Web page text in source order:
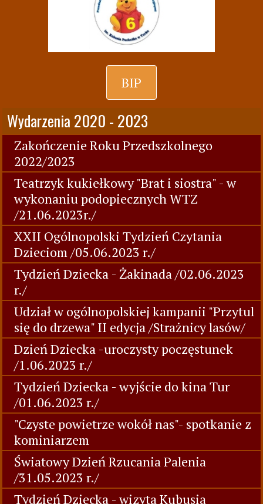
BIP
Wydarzenia 2020 - 2023
Zakończenie Roku Przedszkolnego
2022/2023
Teatrzyk kukiełkowy "Brat i siostra" - w
wykonaniu podopiecznych WTZ
/21.06.2023r./
XXII Ogólnopolski Tydzień Czytania
Dzieciom /05.06.2023 r./
Tydzień Dziecka - Żakinada /02.06.2023
r./
Udział w ogólnopolskiej kampanii "Przytul
się do drzewa" II edycja /Strażnicy lasów/
Dzień Dziecka -uroczysty poczęstunek
/1.06.2023 r./
Tydzień Dziecka - wyjście do kina Tur
/01.06.2023 r./
"Czyste powietrze wokół nas"- spotkanie z
kominiarzem
Światowy Dzień Rzucania Palenia
/31.05.2023 r./
Tydzień Dziecka - wizyta Kubusia